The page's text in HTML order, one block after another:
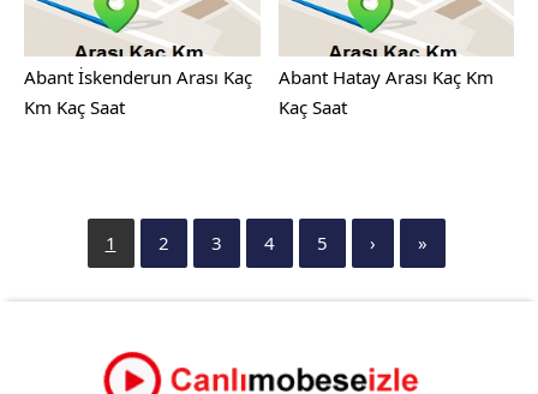
Abant İskenderun Arası Kaç
Km Kaç Saat
Abant Hatay Arası Kaç Km
Kaç Saat
1 2 3 4 5 › »